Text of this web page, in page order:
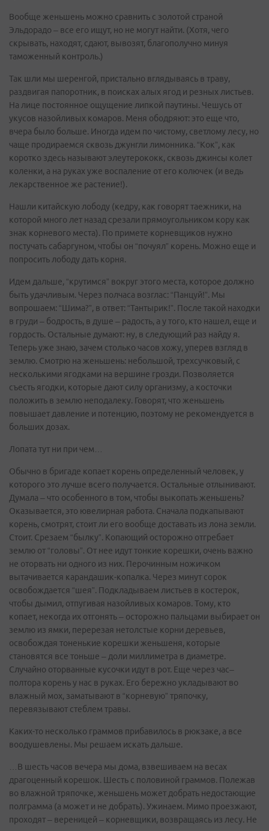
Вообще женьшень можно сравнить с золотой страной
Эльдорадо – все его ищут, но не могут найти. (Хотя, чего
скрывать, находят, сдают, вывозят, благополучно минуя
таможенный контроль.)
Так шли мы шеренгой, пристально вглядываясь в траву,
раздвигая папоротник, в поисках алых ягод и резных листьев.
На лице постоянное ощущение липкой паутины. Чешусь от
укусов назойливых комаров. Меня ободряют: это еще что,
вчера было больше. Иногда идем по чистому, светлому лесу, но
чаще продираемся сквозь джунгли лимонника. “Кок”, как
коротко здесь называют элеутерококк, сквозь джинсы колет
коленки, а на руках уже воспаление от его колючек (и ведь
лекарственное же растение!).
Нашли китайскую лободу (кедру, как говорят таежники, на
которой много лет назад срезали прямоугольником кору как
знак корневого места). По примете корневщиков нужно
постучать сабаргуном, чтобы он “почуял” корень. Можно еще и
попросить лободу дать корня.
Идем дальше, “крутимся” вокруг этого места, которое должно
быть удачливым. Через полчаса возглас: “Панцуй!”. Мы
вопрошаем: “Шима?”, в ответ: “Тантырик!”. После такой находки
в груди – бодрость, в душе – радость, а у того, кто нашел, еще и
гордость. Остальные думают: ну, в следующий раз найду я.
Теперь уже знаю, зачем столько часов хожу, уперев взгляд в
землю. Смотрю на женьшень: небольшой, трехсучковый, с
несколькими ягодками на вершине грозди. Позволяется
съесть ягодки, которые дают силу организму, а косточки
положить в землю неподалеку. Говорят, что женьшень
повышает давление и потенцию, поэтому не рекомендуется в
больших дозах.
Лопата тут ни при чем…
Обычно в бригаде копает корень определенный человек, у
которого это лучше всего получается. Остальные отлынивают.
Думала – что особенного в том, чтобы выкопать женьшень?
Оказывается, это ювелирная работа. Сначала подкапывают
корень, смотрят, стоит ли его вообще доставать из лона земли.
Стоит. Срезаем “былку”. Копающий осторожно отгребает
землю от “головы”. От нее идут тонкие корешки, очень важно
не оторвать ни одного из них. Перочинным ножичком
вытачивается карандашик-копалка. Через минут сорок
освобождается “шея”. Подкладываем листьев в костерок,
чтобы дымил, отпугивая назойливых комаров. Тому, кто
копает, некогда их отгонять – осторожно пальцами выбирает он
землю из ямки, перерезая нетолстые корни деревьев,
освобождая тоненькие корешки женьшеня, которые
становятся все тоньше – доли миллиметра в диаметре.
Случайно оторванные кусочки идут в рот. Еще через час–
полтора корень у нас в руках. Его бережно укладывают во
влажный мох, заматывают в “корневую” тряпочку,
перевязывают стеблем травы.
Каких-то несколько граммов прибавилось в рюкзаке, а все
воодушевлены. Мы решаем искать дальше.
…В шесть часов вечера мы дома, взвешиваем на весах
драгоценный корешок. Шесть с половиной граммов. Полежав
во влажной тряпочке, женьшень может добрать недостающие
полграмма (а может и не добрать). Ужинаем. Мимо проезжают,
проходят – вереницей – корневщики, возвращаясь из лесу. Не